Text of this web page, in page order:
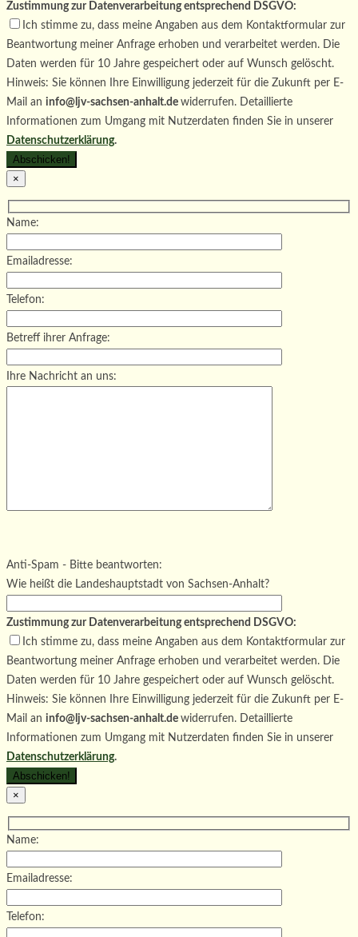
Zustimmung zur Datenverarbeitung entsprechend DSGVO:
Ich stimme zu, dass meine Angaben aus dem Kontaktformular zur
Beantwortung meiner Anfrage erhoben und verarbeitet werden. Die
Daten werden für 10 Jahre gespeichert oder auf Wunsch gelöscht.
Hinweis: Sie können Ihre Einwilligung jederzeit für die Zukunft per E-
Mail an info@ljv-sachsen-anhalt.de widerrufen. Detaillierte
Informationen zum Umgang mit Nutzerdaten finden Sie in unserer
Datenschutzerklärung.
×
Name:
Emailadresse:
Telefon:
Betreff ihrer Anfrage:
Ihre Nachricht an uns:
Bitte lasse dieses Feld leer.
Anti-Spam - Bitte beantworten:
Wie heißt die Landeshauptstadt von Sachsen-Anhalt?
Zustimmung zur Datenverarbeitung entsprechend DSGVO:
Ich stimme zu, dass meine Angaben aus dem Kontaktformular zur
Beantwortung meiner Anfrage erhoben und verarbeitet werden. Die
Daten werden für 10 Jahre gespeichert oder auf Wunsch gelöscht.
Hinweis: Sie können Ihre Einwilligung jederzeit für die Zukunft per E-
Mail an info@ljv-sachsen-anhalt.de widerrufen. Detaillierte
Informationen zum Umgang mit Nutzerdaten finden Sie in unserer
Datenschutzerklärung.
×
Name:
Emailadresse:
Telefon: